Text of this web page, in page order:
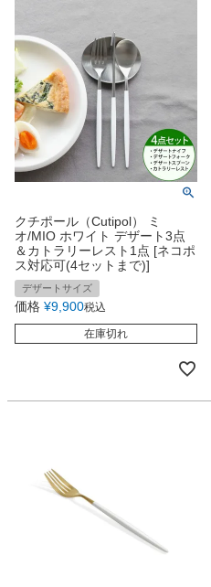
クチポール（Cutipol） ミ
オ/MIO ホワイト デザート3点
＆カトラリーレスト1点 [ネコポ
ス対応可(4セットまで)]
デザートサイズ
価格 ¥9,900税込
在庫切れ